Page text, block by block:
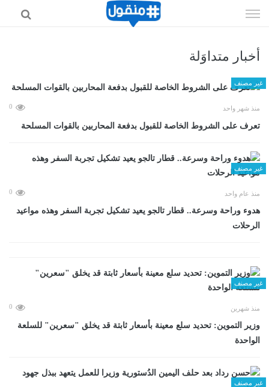
الى
أخبار متداوَلة
غير مصنف
منذ شهر واحد 0
تعرف على الشروط الخاصة للقبول بدفعة المحاربين بالقوات المسلحة
غير مصنف
منذ عام واحد 0
هدوء وراحة وسرعة.. قطار تالجو يعيد تشكيل تجربة السفر وهذه مواعيد
الرحلات
غير مصنف
منذ شهرين 0
وزير التموين: تحديد سلع معينة بأسعار ثابتة قد يخلق "سعرين" للسلعة
الواحدة
غير مصنف